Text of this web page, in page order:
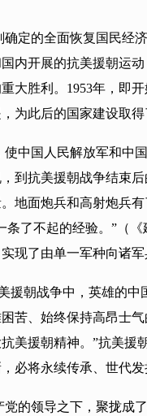
定的全面恢复国民经
开展的抗美援朝运
胜利。1953年，即
为此后的国家建设取得
中国人民解放军和中
抗美援朝战争结束
地面炮兵和高射炮兵
不起的经验。”（《
现了由单一军种向诸
朝战争中，英雄的
苦、始终保持高昂士
援朝精神。”抗美
必将永续传承、世代发
的领导之下，聚拢